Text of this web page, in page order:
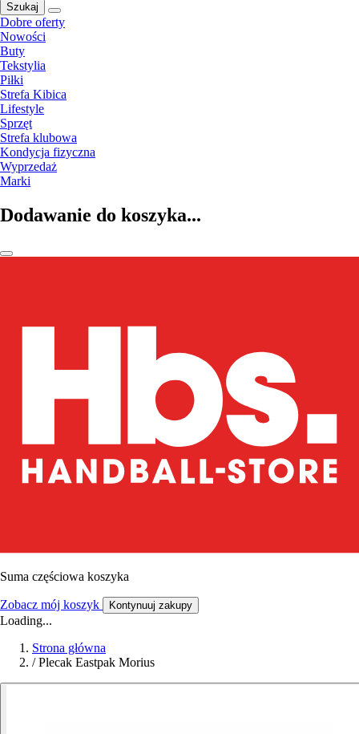
Szukaj
Dobre oferty
Nowości
Buty
Tekstylia
Piłki
Strefa Kibica
Lifestyle
Sprzęt
Strefa klubowa
Kondycja fizyczna
Wyprzedaż
Marki
Dodawanie do koszyka...
Suma częściowa koszyka
Zobacz mój koszyk Kontynuuj zakupy
Loading...
Strona główna
/ Plecak Eastpak Morius